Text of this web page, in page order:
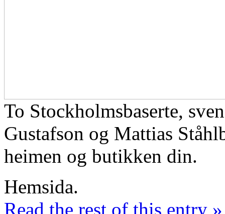
To Stockholmsbaserte,
Gustafson og Mattias
heimen og butikken din.
Hemsida.
Read the rest of this entry »